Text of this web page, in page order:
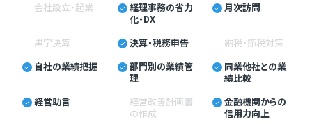
会社設立・起業
経理事務の省力
化・DX
月次訪問
黒字決算 決算・税務申告
納税・節税対策
自社の業績把握
部門別の業績管
理
同業他社との業
績比較
経営助言
経営改善計画書
の作成
金融機関からの
信用力向上